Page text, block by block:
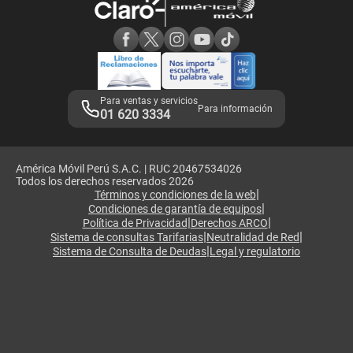
Adquirientes iPhone 6, 6S y SE
Mensaje de Seguridad
Términos y Condiciones de Tienda Claro
Libro de Reclamaciones
Legales de marketplace
Para ventas y servicios
01 620 3334 Para información
América Móvil Perú S.A.C. | RUC 20467534026
Todos los derechos reservados 2026
Términos y condiciones de la web|
Condiciones de garantía de equipos|
Política de Privacidad|Derechos ARCO|
Sistema de consultas Tarifarias|Neutralidad de Red|
Sistema de Consulta de Deudas|Legal y regulatorio